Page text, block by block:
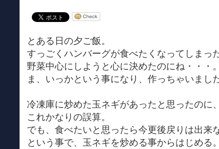
とある日の夕ご飯。
すっごくハンバーグが食べたくなってしまっ
野菜中心にしようと心に決めたのにね・・・
ま、いっかという事になり、作っちゃいまし
冷凍庫に炒めた玉ネギがあったと思ったのに
これかなりの誤算。
でも、食べたいと思ったら今更後戻りは出来
という事で、玉ネギを炒める事からはじめる